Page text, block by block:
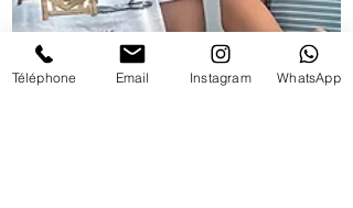
Téléphone Email Instagram WhatsApp